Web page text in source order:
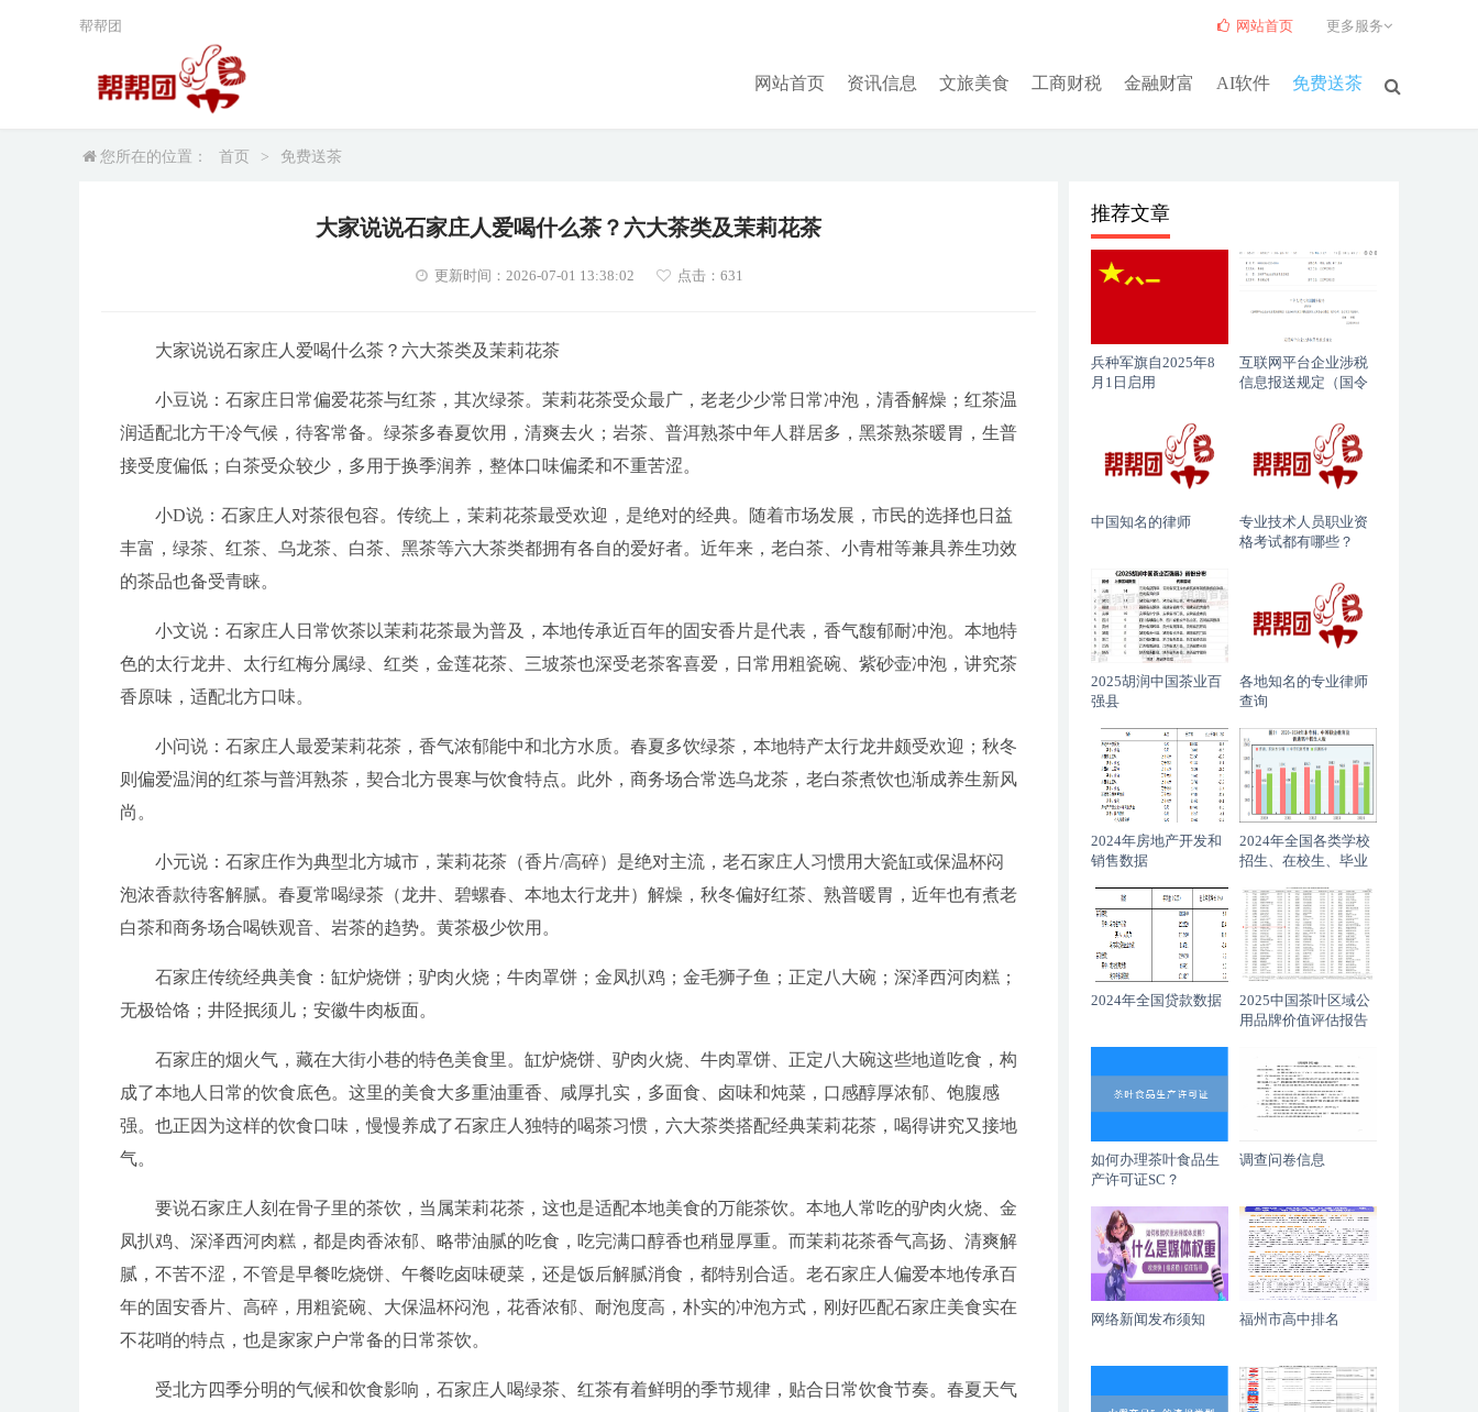
网站首页 资讯信息 文旅美食 工商财税 金融财富 AI软件 免费送茶
网站首页 更多服务
帮帮团
您所在的位置： 首页 > 免费送茶
大家说说石家庄人爱喝什么茶？六大茶类及茉莉花茶
更新时间：2026-07-01 13:38:02 点击： 631
大家说说石家庄人爱喝什么茶？六大茶类及茉莉花茶
小豆说：石家庄日常偏爱花茶与红茶，其次绿茶。茉莉花茶受众最广，老老少少常日常冲泡，清香解燥；红茶温
润适配北方干冷气候，待客常备。绿茶多春夏饮用，清爽去火；岩茶、普洱熟茶中年人群居多，黑茶熟茶暖胃，生普
接受度偏低；白茶受众较少，多用于换季润养，整体口味偏柔和不重苦涩。
小D说：石家庄人对茶很包容。传统上，茉莉花茶最受欢迎 ，是绝对的经典。随着市场发展，市民的选择也日益
丰富，绿茶、红茶、乌龙茶、白茶、黑茶等六大茶类都拥有各自的爱好者。近年来，老白茶、小青柑等兼具养生功效
的茶品也备受青睐。
小文说：石家庄人日常饮茶以茉莉花茶最为普及，本地传承近百年的固安香片是代表，香气馥郁耐冲泡。本地特
色的太行龙井、太行红梅分属绿、红类，金莲花茶、三坡茶也深受老茶客喜爱，日常用粗瓷碗、紫砂壶冲泡，讲究茶
香原味，适配北方口味。
小问说：石家庄人最爱茉莉花茶，香气浓郁能中和北方水质。春夏多饮绿茶，本地特产太行龙井颇受欢迎；秋冬
则偏爱温润的红茶与普洱熟茶，契合北方畏寒与饮食特点。此外，商务场合常选乌龙茶，老白茶煮饮也渐成养生新风
尚。
小元说：石家庄作为典型北方城市，茉莉花茶（香片/高碎）是绝对主流，老石家庄人习惯用大瓷缸或保温杯闷
泡浓香款待客解腻。春夏常喝绿茶（龙井、碧螺春、本地太行龙井）解燥，秋冬偏好红茶、熟普暖胃，近年也有煮老
白茶和商务场合喝铁观音、岩茶的趋势。黄茶极少饮用。
石家庄传统经典美食：缸炉烧饼；驴肉火烧；牛肉罩饼；金凤扒鸡；金毛狮子鱼；正定八大碗；深泽西河肉糕；
无极饸饹；井陉抿须儿；安徽牛肉板面。
石家庄的烟火气，藏在大街小巷的特色美食里。缸炉烧饼、驴肉火烧、牛肉罩饼、正定八大碗这些地道吃食，构
成了本地人日常的饮食底色。这里的美食大多重油重香、咸厚扎实，多面食、卤味和炖菜，口感醇厚浓郁、饱腹感
强。也正因为这样的饮食口味，慢慢养成了石家庄人独特的喝茶习惯，六大茶类搭配经典茉莉花茶，喝得讲究又接地
气。
要说石家庄人刻在骨子里的茶饮，当属茉莉花茶，这也是适配本地美食的万能茶饮。本地人常吃的驴肉火烧、金
凤扒鸡、深泽西河肉糕，都是肉香浓郁、略带油腻的吃食，吃完满口醇香也稍显厚重。而茉莉花茶香气高扬、清爽解
腻，不苦不涩，不管是早餐吃烧饼、午餐吃卤味硬菜，还是饭后解腻消食，都特别合适。老石家庄人偏爱本地传承百
年的固安香片、高碎，用粗瓷碗、大保温杯闷泡，花香浓郁、耐泡度高，朴实的冲泡方式，刚好匹配石家庄美食实在
不花哨的特点，也是家家户户常备的日常茶饮。
受北方四季分明的气候和饮食影响，石家庄人喝绿茶、红茶有着鲜明的季节规律，贴合日常饮食节奏。春夏天气
推荐文章
兵种军旗自2025年8
月1日启用
互联网平台企业涉税
信息报送规定（国令
中国知名的律师
专业技术人员职业资
格考试都有哪些？
2025胡润中国茶业百
强县
各地知名的专业律师
查询
2024年房地产开发和
销售数据
2024年全国各类学校
招生、在校生、毕业
2024年全国贷款数据
2025中国茶叶区域公
用品牌价值评估报告
如何办理茶叶食品生
产许可证SC？
调查问卷信息
网络新闻发布须知 福州市高中排名